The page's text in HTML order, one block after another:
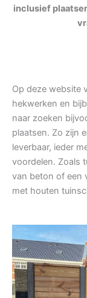
inclusief
Op deze website
hekwerken en
naar zoeken
plaatsen. Zo zijn
leverbaar, ieder
voordelen. Zoals
van beton of een
met houten